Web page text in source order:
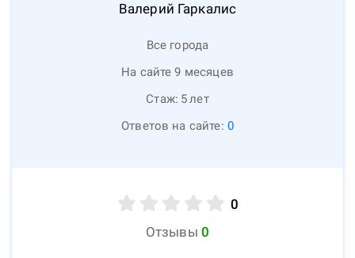
Валерий Гаркалис
Все города
На сайте 9 месяцев
Стаж: 5лет
Ответов на сайте: 0
0
Отзывы 0